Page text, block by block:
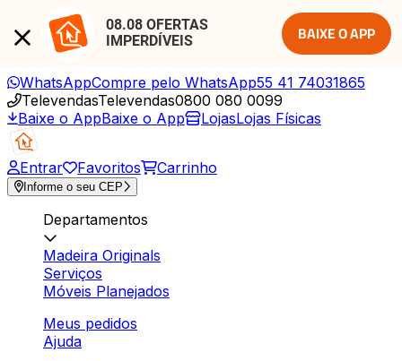
08.08 OFERTAS
IMPERDÍVEIS
BAIXE O APP
WhatsAppCompre pelo WhatsApp55 41 74031865
TelevendasTelevendas0800 080 0099
Baixe o AppBaixe o App LojasLojas Físicas
Entrar Favoritos Carrinho
Informe o seu CEP
Departamentos
Madeira Originals
Serviços
Móveis Planejados
Meus pedidos
Ajuda